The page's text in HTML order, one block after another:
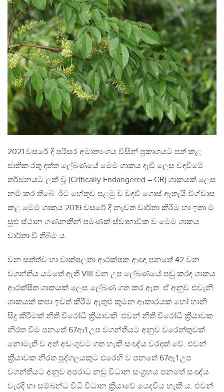
2021 වසරේ දී පරිසර අමාත්‍යංශය විසින් ප්‍රකාශයට පත් කළ
ජාතික රතු දත්ත ලේඛණයේ මෙම ශාකය දැඩි ලෙස වඳවීමේ
තර්ජනයට ලක් වූ (Critically Endangered – CR) ශාකයක් ලෙස
නම් කර තිබේ. ඊට හේතුව පළමු ව වඳවී ගොස් ඇතැයි විශ්වාස
කළ මෙම ශාකය 2019 වසරේ දී නැවත වාර්තා කිරීම හා ඉතා ම
සුළු ස්ථාන ගණනකින් පමණක් ස්වාභාවික ව මෙම ශාකය
වාර්තා වී තිබීම ය.
වන සත්ත්ව හා වෘක්ෂලතා ආරක්ෂක ආඥා පනතේ 42 වන
වගන්තිය යටතේ ඇති VIII වන උප ලේඛණයේ පඬු කරඳ ශාකය
ආරක්ෂිත ශාකයක් ලෙස ලේඛණ ගත කර ඇත. ඒ අනුව එවැනි
ශාකයක් කපා ඉවත් කිරීම ඇතුළු කුමන ආකාරයක හෝ හානි
සිදු කිරීමක් නීති විරෝධී ක්‍රියාවකි. එවන් නීති විරෝධී ක්‍රියාවක
නිරත වීම පනතේ 67ආ1 උප වගන්තියට අනුව වරෙන්තුවක්
නොමැති ව අත් අඩංගුවට ගත හැකි සංඥ්ය වරදක් වේ. එවන්
ක්‍රියාවක නිරත පුද්ගලයකුට එරෙහි ව පනතේ 67ඈ1 උප
වගන්තියට අනුව අපරාධ නඩු විධාන සංග්‍රහය පනතේ සංඥ්ය
වැරදි හා සම්බන්ධ විධි විධාන ක්‍රියාවේ යෙදවිය හැකි ය. එවන්